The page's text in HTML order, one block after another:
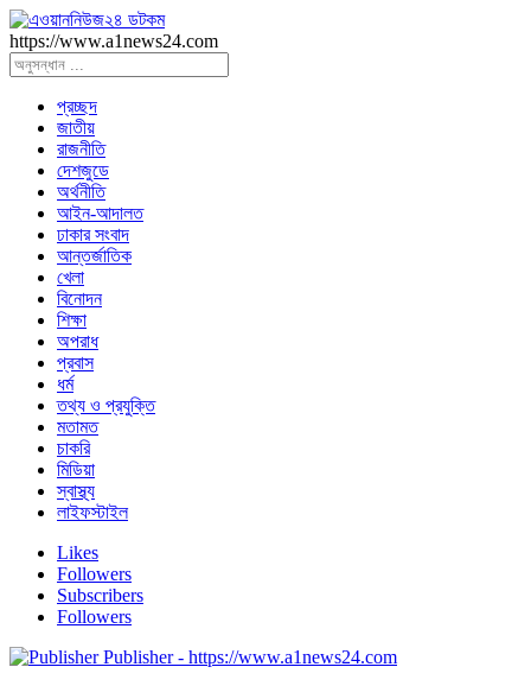
https://www.a1news24.com
প্রচ্ছদ
জাতীয়
রাজনীতি
দেশজুডে
অর্থনীতি
আইন-আদালত
ঢাকার সংবাদ
আন্তর্জাতিক
খেলা
বিনোদন
শিক্ষা
অপরাধ
প্রবাস
ধর্ম
তথ্য ও প্রযুক্তি
মতামত
চাকরি
মিডিয়া
স্বাস্থ্য
লাইফস্টাইল
Likes
Followers
Subscribers
Followers
Publisher - https://www.a1news24.com